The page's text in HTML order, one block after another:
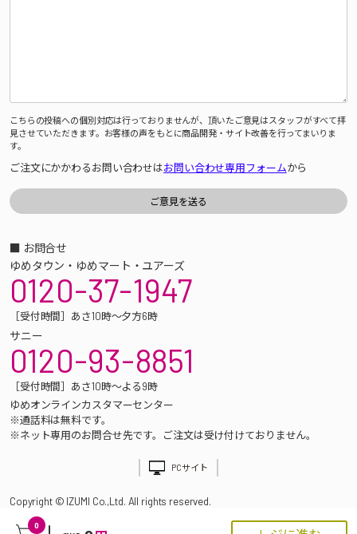
0
こちらの投稿への個別対応は行っておりませんが、頂いたご意見はスタッフがすべて拝
見させていただきます。お客様の声をもとに商品開発・サイト改善を行ってまいりま
す。
ご注文にかかわるお問い合わせはお問い合わせ専用フォームから
■ お問合せ
ゆめタウン・ゆめマート・ユアーズ
0120-37-1947
［受付時間］あさ10時～夕方6時
サニー
0120-93-8851
［受付時間］あさ10時～よる9時
ゆめオンラインカスタマーセンター
※通話料は無料です。
※ネット専用のお問合せ先です。ご注文は受け付けておりません。
PCサイト
Copyright © IZUMI Co.,Ltd. All rights reserved.